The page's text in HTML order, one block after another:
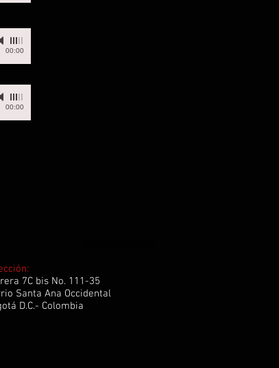
00:00
00:00
7C bis No. 111-35
Santa Ana Occidental
D.C.- Colombia